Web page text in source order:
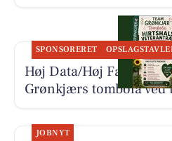
SPONSORERET
Høj Data/Høj Farver
Grønkjærs tombola ved
JOBNYT